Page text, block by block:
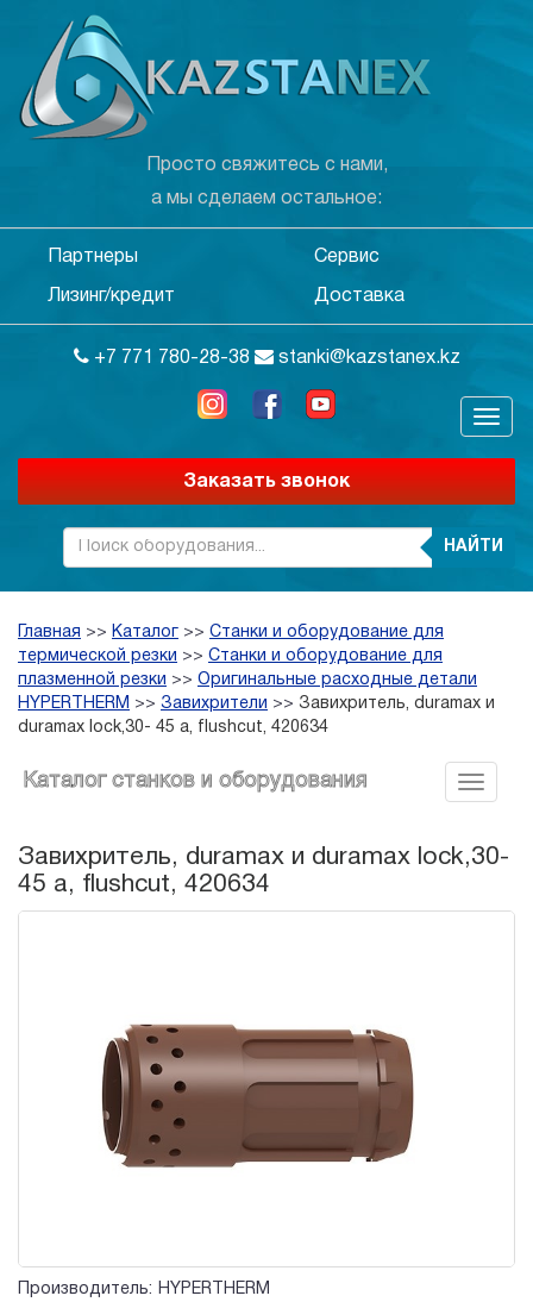
Просто свяжитесь с нами,
а мы сделаем остальное:
Партнеры Сервис
Лизинг/кредит Доставка
+7 771 780-28-38 stanki@kazstanex.kz
Заказать звонок
НАЙТИ
Главная >> Каталог >> Станки и оборудование для
термической резки >> Станки и оборудование для
плазменной резки >> Оригинальные расходные детали
HYPERTHERM >> Завихрители >> Завихритель, duramax и
duramax lock,30- 45 a, flushcut, 420634
Каталог станков и оборудования
Завихритель, duramax и duramax lock,30-
45 a, flushcut, 420634
Производитель:
HYPERTHERM